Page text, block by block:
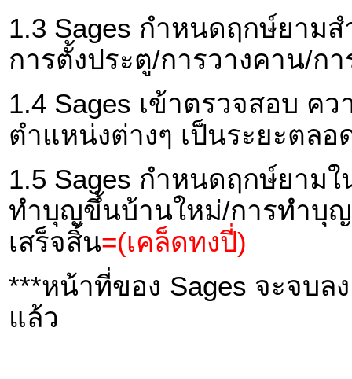
1.3 Sages กำหนดฤกษ์ยามส
การตั้งประตู/การวางคาน/ก
1.4 Sages เข้าตรวจสอบ ค
ตำแหน่งต่างๆ เป็นระยะตลอ
1.5 Sages กำหนดฤกษ์ยามใ
ทำบุญขึ้นบ้านใหม่/การทำบุญ
เสร็จสิ้น=(เคล็ดทงปี่)
***หน้าที่ของ Sages จะจบล
แล้ว